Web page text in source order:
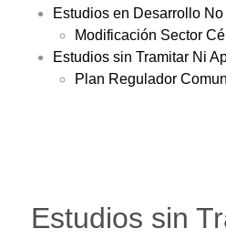
Estudios en Desarrollo
Modificación Sector
Estudios sin Tramitar Ni
Plan Regulador
Estudios sin